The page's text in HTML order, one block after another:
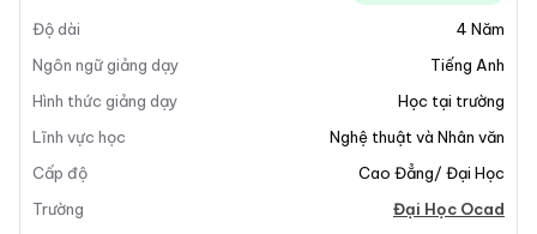
Độ dài 4 Năm
Ngôn ngữ giảng dạy
Tiếng Anh
Hình thức giảng dạy
Học tại trường
Lĩnh vực học
Nghệ thuật và Nhân văn
Cấp độ
Cao Đẳng/ Đại Học
Trường
Đại Học Ocad